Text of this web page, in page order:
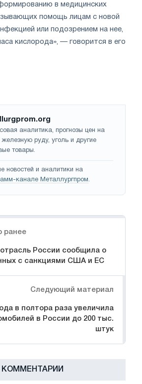
в медицинских
помощь лицам с новой
или подозрением на нее,
кислорода», — говорится в его
аналитика, прогнозы цен на
железную руду, уголь и другие
товары.
новостей и аналитики на
канале Металлургпром.
ранее
России сообщила о
с санкциями США и ЕС
Следующий материал
в полтора раза увеличила
в России до 200 тыс.
штук
КОММЕНТАРИИ